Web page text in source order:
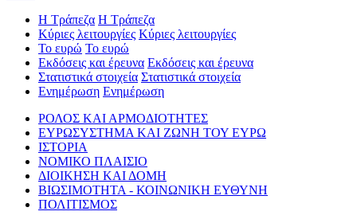
Η Τράπεζα Η Τράπεζα
Κύριες λειτουργίες Κύριες λειτουργίες
Το ευρώ Το ευρώ
Εκδόσεις και έρευνα Εκδόσεις και έρευνα
Στατιστικά στοιχεία Στατιστικά στοιχεία
Ενημέρωση Ενημέρωση
ΡΟΛΟΣ ΚΑΙ ΑΡΜΟΔΙΟΤΗΤΕΣ
ΕΥΡΩΣΥΣΤΗΜΑ ΚΑΙ ΖΩΝΗ ΤΟΥ ΕΥΡΩ
ΙΣΤΟΡΙΑ
ΝΟΜΙΚΟ ΠΛΑΙΣΙΟ
ΔΙΟΙΚΗΣΗ ΚΑΙ ΔΟΜΗ
ΒΙΩΣΙΜΟΤΗΤΑ - ΚΟΙΝΩΝΙΚΗ ΕΥΘΥΝΗ
ΠΟΛΙΤΙΣΜΟΣ